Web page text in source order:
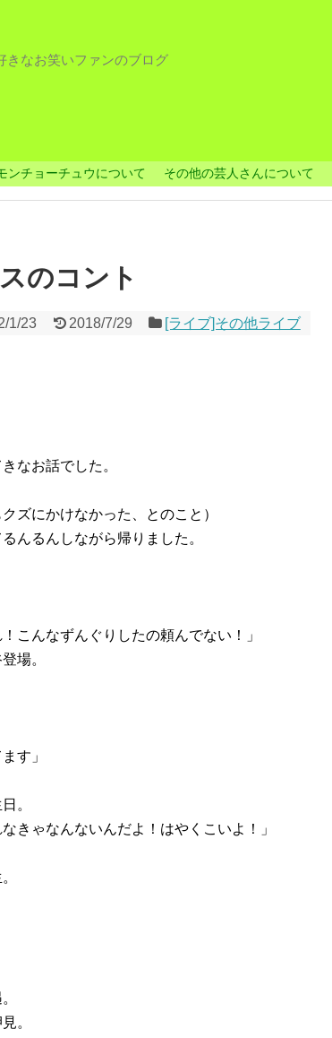
きなお笑いファンのブログ
ンチョーチュウについて その他の芸人さんについて
のコント
1/23 2018/7/29 [ライブ]その他ライブ
なお話でした。
ズにかけなかった、とのこと）
んるんしながら帰りました。
こんなずんぐりしたの頼んでない！」
場。
す」
。
きゃなんないんだよ！はやくこいよ！」
。